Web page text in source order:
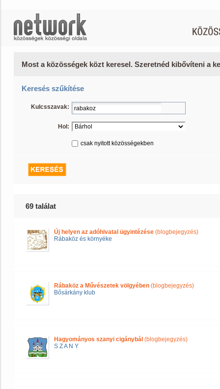
Most a közösségek közt keresel. Szeretnéd kibővíteni a
Keresés szűkítése
Kulcsszavak:
Hol:
csak nyitott közösségekben
69 találat
Új helyen az adóhivatal ügyintézése (blogbejegyzés)
Rábaköz és környéke
Rábaköz a Művészetek völgyében (blogbejegyzés)
Bősárkány klub
Hagyományos szanyi cigánybál (blogbejegyzés)
S Z A N Y